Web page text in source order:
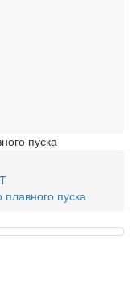
пуска
пуска